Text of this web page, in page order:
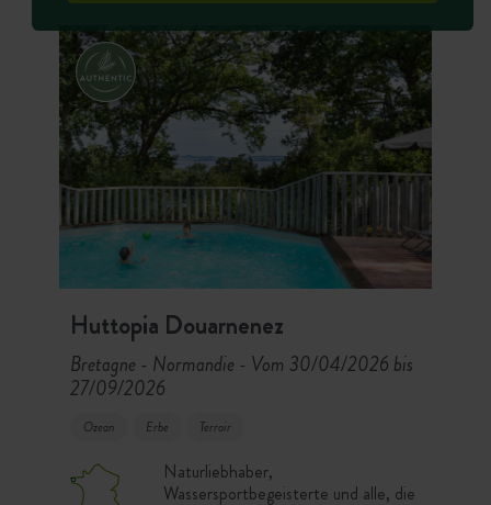
Huttopia Douarnenez
Bretagne - Normandie - Vom 30/04/2026 bis
27/09/2026
Ozean Erbe Terroir
Naturliebhaber,
Wassersportbegeisterte und alle, die